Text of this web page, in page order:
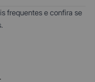
frequentes e confira se